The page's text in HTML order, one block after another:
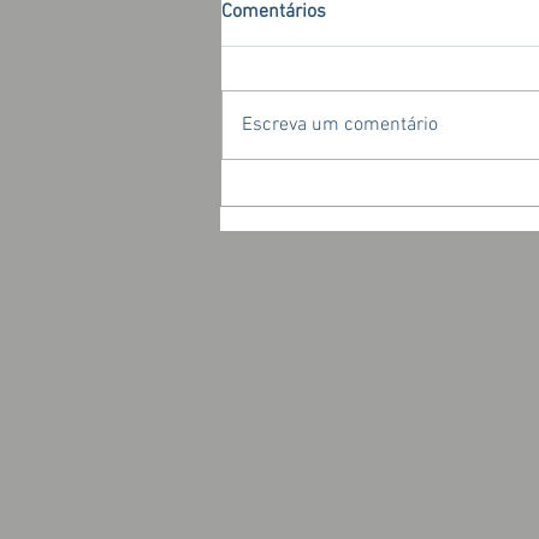
Comentários
Escreva um comentário